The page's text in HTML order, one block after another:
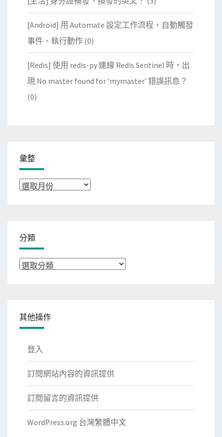
[Android] 用 Automate 設定工作流程，自動觸發
事件、執行動作 (0)
[Redis] 使用 redis-py 連線 Redis Sentinel 時，出
現 No master found for ‘mymaster’ 錯誤訊息？
(0)
彙整
彙
分類
分
其他操作
登入
訂閱網站內容的資訊提供
訂閱留言的資訊提供
WordPress.org 台灣繁體中文